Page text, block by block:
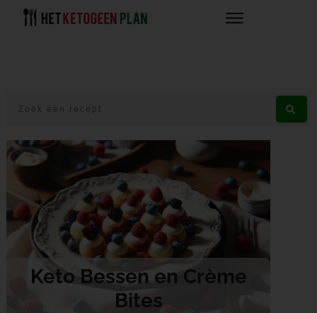
Keto Bessen en Crème
Bites